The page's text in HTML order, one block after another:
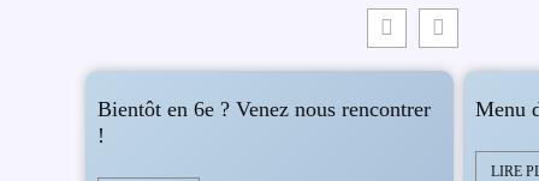
Bientôt en 6e ? Venez nous rencontrer
!
Menu
LIRE